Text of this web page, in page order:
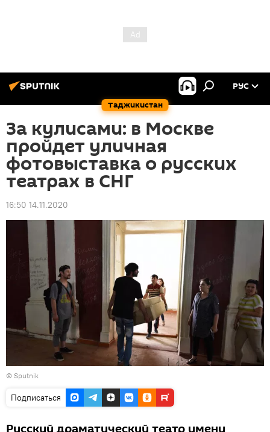
Таджикистан
РУС
За кулисами: в Москве
пройдет уличная
фотовыставка о русских
театрах в СНГ
16:50 14.11.2020
© Sputnik
Подписаться